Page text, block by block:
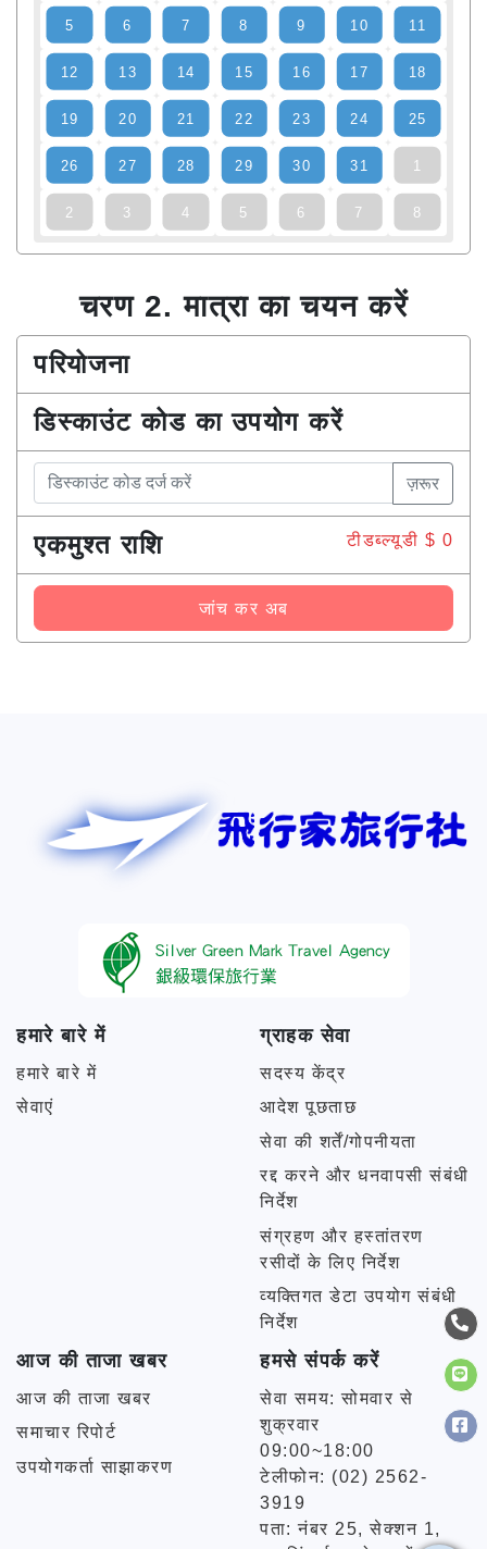
5 6 7 8 9 10 11
12 13 14 15 16 17 18
19 20 21 22 23 24 25
26 27 28 29 30 31 1
2 3 4 5 6 7 8
चरण 2. मात्रा का चयन करें
परियोजना
डिस्काउंट कोड का उपयोग करें
ज़रूर
एकमुश्त राशि टीडब्ल्यूडी $ 0
जांच कर अब
हमारे बारे में
हमारे बारे में
सेवाएं
ग्राहक सेवा
सदस्य केंद्र
आदेश पूछताछ
सेवा की शर्तें/गोपनीयता
रद्द करने और धनवापसी संबंधी
निर्देश
संग्रहण और हस्तांतरण
रसीदों के लिए निर्देश
व्यक्तिगत डेटा उपयोग संबंधी
निर्देश
आज की ताजा खबर
आज की ताजा खबर
समाचार रिपोर्ट
उपयोगकर्ता साझाकरण
हमसे संपर्क करें
सेवा समय: सोमवार से
शुक्रवार
09:00~18:00
टेलीफोन: (02) 2562-
3919
पता: नंबर 25, सेक्शन 1,